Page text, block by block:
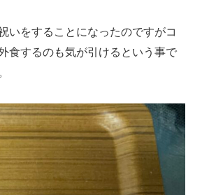
いをすることになったのですがコ
食するのも気が引けるという事で